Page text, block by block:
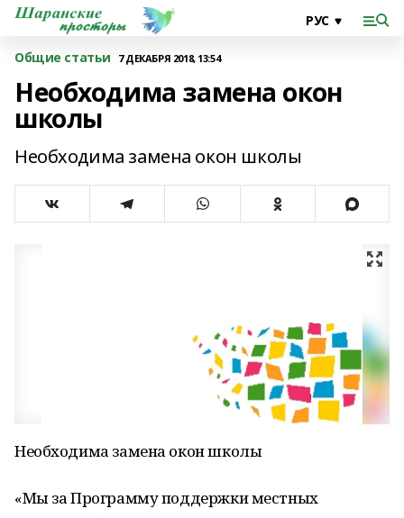
Общие статьи 7 ДЕКАБРЯ 2018, 13:54
Необходима замена окон
школы
Необходима замена окон школы
Необходима замена окон школы
«Мы за Программу поддержки местных